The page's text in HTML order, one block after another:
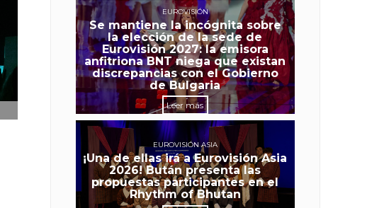
EUROVISIÓN
Se mantiene la incógnita sobre
la elección de la sede de
Eurovisión 2027: la emisora
anfitriona BNT niega que existan
discrepancias con el Gobierno
de Bulgaria
Leer más
EUROVISIÓN ASIA
¡Una de ellas irá a Eurovisión Asia
2026! Bután presenta las
propuestas participantes en el
Rhythm of Bhutan